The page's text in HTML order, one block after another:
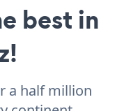
best in
a half million